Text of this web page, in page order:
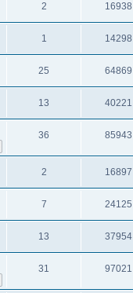
2 16938
1 14298
25 64869
13 40221
36 85943
2 16897
7 24125
13 37954
31 97021